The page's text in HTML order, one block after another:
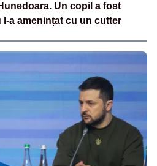
Un copil a fost
a amenințat cu un cutter